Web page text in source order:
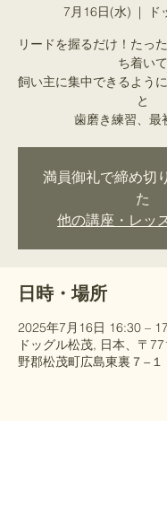
7月16日(水)
  |
リードを握るだけ！たっ
ち着いて
飼い主に集中できるよう
と
歯磨き練習、最
満員御礼で締め切
た
他の講座・レッ
日時・場所
2025年7月16日 16:30 –
ドッグル松茂, 日本、〒
野郡松茂町広島東裏７−１